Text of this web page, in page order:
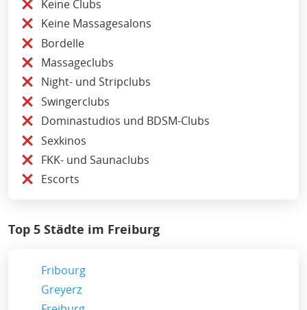
Keine Clubs
Keine Massagesalons
Bordelle
Massageclubs
Night- und Stripclubs
Swingerclubs
Dominastudios und BDSM-Clubs
Sexkinos
FKK- und Saunaclubs
Escorts
Top 5 Städte im Freiburg
Fribourg
Greyerz